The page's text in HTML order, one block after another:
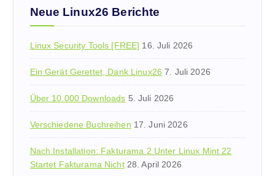
n
a
h
Neue Linux26 Berichte
Linux Security Tools [FREE] 16. Juli 2026
Ein Gerät Gerettet, Dank Linux26 7. Juli 2026
Über 10.000 Downloads 5. Juli 2026
Verschiedene Buchreihen 17. Juni 2026
Nach Installation: Fakturama 2 Unter Linux Mint 22
Startet Fakturama Nicht 28. April 2026